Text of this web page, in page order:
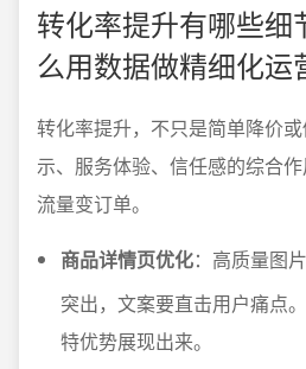
转化率提升有哪些细
么用数据做精细化运
转化率提升，不只是简单降价
示、服务体验、信任感的综合
流量变订单。
商品详情页优化：高质量图
突出，文案要直击用户痛点
特优势展现出来。